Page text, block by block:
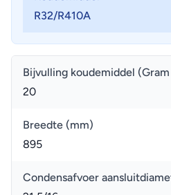
R32/R410A
Bijvulling koudemiddel
20
Breedte (mm)
895
Condensafvoer